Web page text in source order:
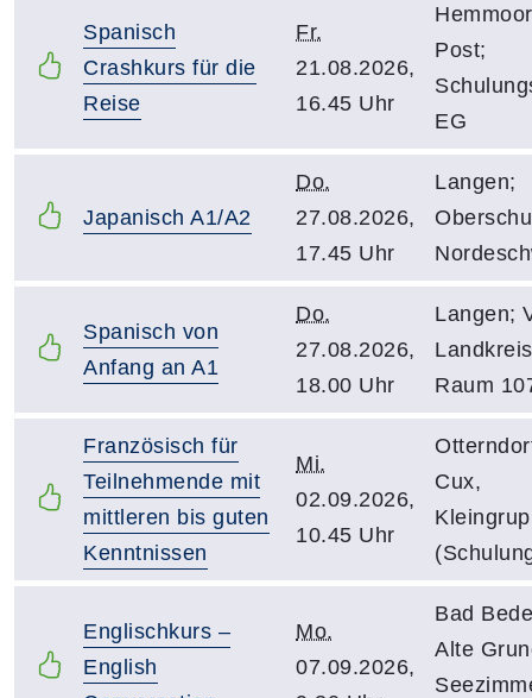
Spanisch
Crashkurs für die
Reise
Fr.
21.08.2026,
16.45 Uhr
Post;
EG
Japanisch A1/A2
Do.
27.08.2026,
17.45 Uhr
Langen;
Spanisch von
Anfang an A1
Do.
27.08.2026,
18.00 Uhr
Langen;
Raum
Französisch für
Teilnehmende mit
mittleren bis guten
Kenntnissen
Mi.
02.09.2026,
10.45 Uhr
Cux,
Englischkurs –
English
Mo.
07.09.2026,
Bad
Alte